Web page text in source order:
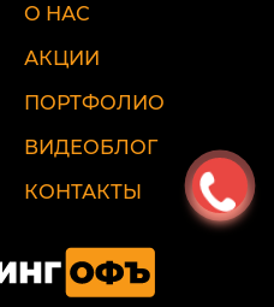
О НАС
АКЦИИ
ПОРТФОЛИО
ВИДЕОБЛОГ
КОНТАКТЫ